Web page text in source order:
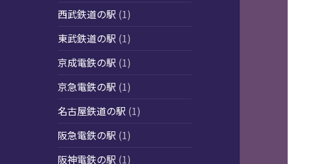
西武鉄道の駅 (1)
東武鉄道の駅 (1)
京成電鉄の駅 (1)
京急電鉄の駅 (1)
名古屋鉄道の駅 (1)
阪急電鉄の駅 (1)
阪神電鉄の駅 (1)